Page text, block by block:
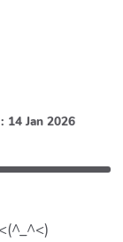
14 Jan 2026
<(^_^<)